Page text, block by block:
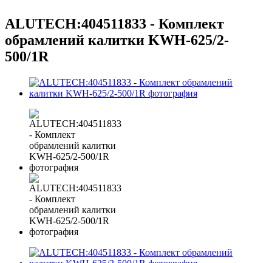
ALUTECH:404511833 - Комплект
обрамлений калитки KWH-625/2-
500/1R